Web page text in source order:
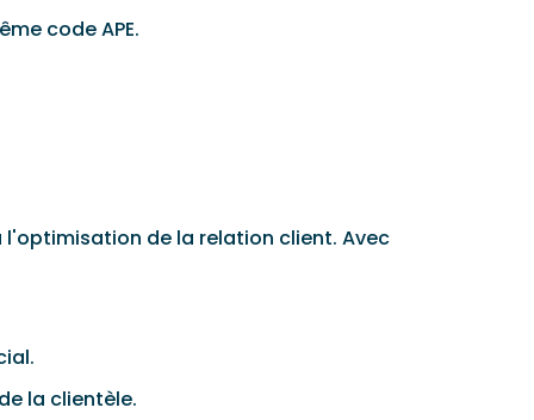
code APE.
l'optimisation de la relation client. Avec
la clientèle.